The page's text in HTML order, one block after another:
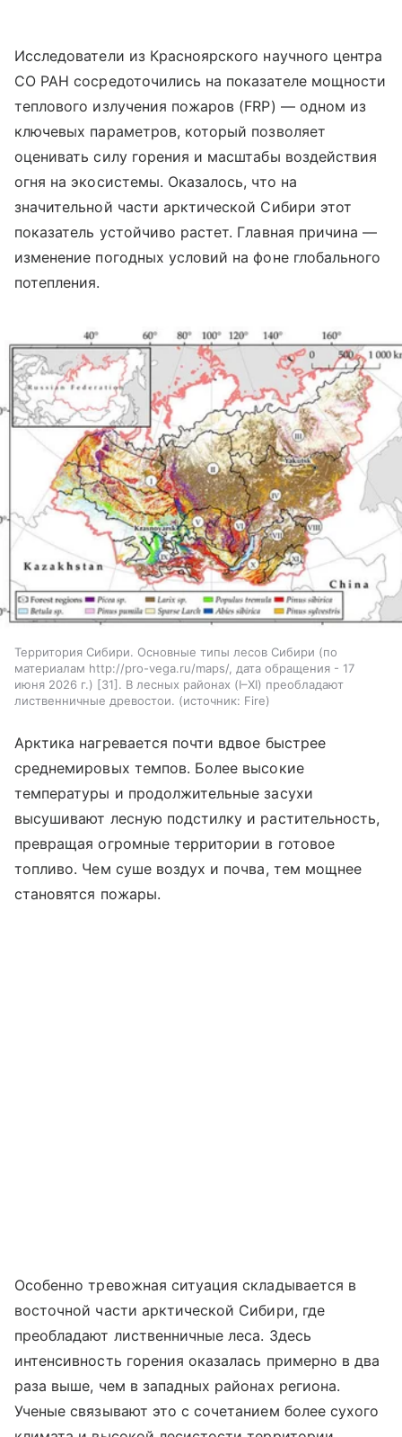
Исследователи из Красноярского научного центра
СО РАН сосредоточились на показателе мощности
теплового излучения пожаров (FRP) — одном из
ключевых параметров, который позволяет
оценивать силу горения и масштабы воздействия
огня на экосистемы. Оказалось, что на
значительной части арктической Сибири этот
показатель устойчиво растет. Главная причина —
изменение погодных условий на фоне глобального
потепления.
Территория Сибири. Основные типы лесов Сибири (по
материалам http://pro-vega.ru/maps/, дата обращения - 17
июня 2026 г.) [31]. В лесных районах (I–XI) преобладают
лиственничные древостои.
источник: Fire
Арктика нагревается почти вдвое быстрее
среднемировых темпов. Более высокие
температуры и продолжительные засухи
высушивают лесную подстилку и растительность,
превращая огромные территории в готовое
топливо. Чем суше воздух и почва, тем мощнее
становятся пожары.
Особенно тревожная ситуация складывается в
восточной части арктической Сибири, где
преобладают лиственничные леса. Здесь
интенсивность горения оказалась примерно в два
раза выше, чем в западных районах региона.
Ученые связывают это с сочетанием более сухого